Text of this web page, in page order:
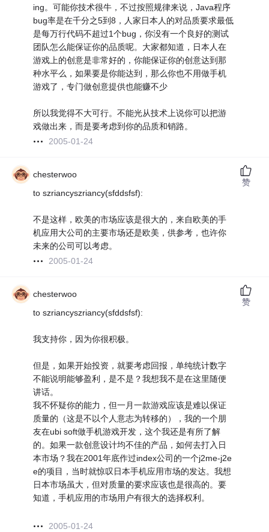
ing。可能你技术很牛，不过按照规律来说，Java程序
bug率是在千分之5到8，人家日本人的对品质要求最低
是每万行代码不超过1个bug，你没有一个良好的测试
团队怎么能保证你的品质呢。大家都知道，日本人在
游戏上的创意是非常好的，你能保证你的创意达到那
种水平么，如果要是你能达到，那么你也不用做手机
游戏了，专门做创意提供也能赚不少
所以我觉得不大可行。不能光从技术上说你可以把游
戏做出来，而是要考虑到你的品质和销路。
2005-01-24
chesterwoo
to szriancyszriancy(sfddsfsf):
不是这样，欧美的市场应该是很大的，来自欧美的手
机应用大公司的主要市场还是欧美，供参考，也许你
未来的公司可以考虑。
2005-01-24
赞
chesterwoo
to szriancyszriancy(sfddsfsf):
我支持你，因为你很积极。
但是，如果开始投资，就要考虑回报，单纯统计数字
不能说明能够盈利，是不是？我想我不是在这里随便
讲话。
我不怀疑你的能力，但一月一款游戏应该是难以保证
质量的（这是不以个人意志为转移的），我的一个朋
友在ubi soft做手机游戏开发，这个我还是有所了解
的。如果一款创意设计均不佳的产品，如何去打入日
本市场？我在2001年底作过index公司的一个j2me-j2e
e的项目，当时就惊叹日本手机应用市场的发达。我想
日本市场虽大，但对质量的要求应该也是很高的。要
知道，手机应用的市场用户有很大的选择权利。
2005-01-24
赞